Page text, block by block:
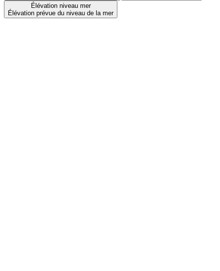
Élévation niveau mer
Élévation prévue du niveau de la mer